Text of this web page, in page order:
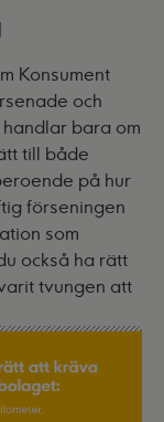
Konsument
och
bara om
till både
på hur
förseningen
som
också ha rätt
tvungen att